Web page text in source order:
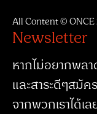
All Content ©
Newsletter
หากไม่อยากพล
และสาระดีๆสมัค
จากพวกเราได้เล